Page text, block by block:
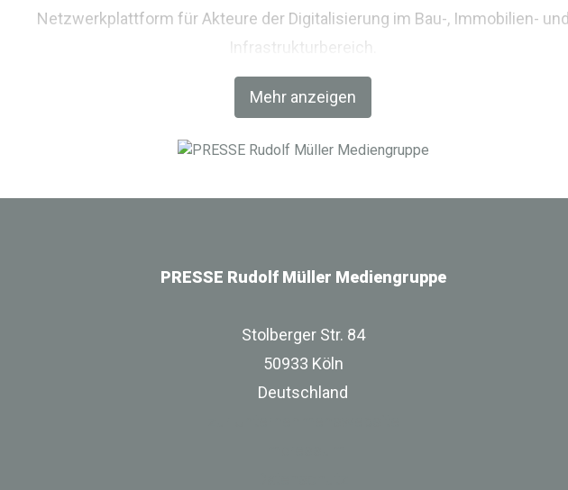
Mehr anzeigen
Netzwerkplattform für Akteure der Digitalisierung im Bau-, Immobilien- und
Infrastrukturbereich.
PRESSE Rudolf Müller Mediengruppe
Stolberger Str. 84
50933 Köln
Deutschland